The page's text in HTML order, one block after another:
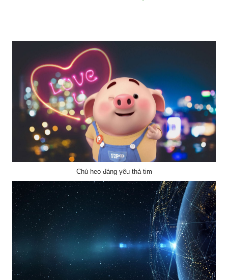
Chú heo đáng yêu thả tim